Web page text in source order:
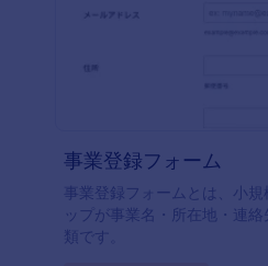
事業登録フォーム
事業登録フォームとは、小
ップが事業名・所在地・連
類です。